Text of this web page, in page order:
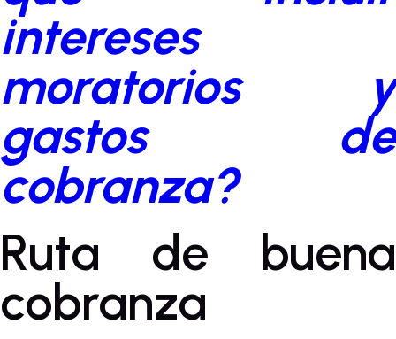
intereses
moratorios y
gastos de
cobranza?
Ruta de buena
cobranza